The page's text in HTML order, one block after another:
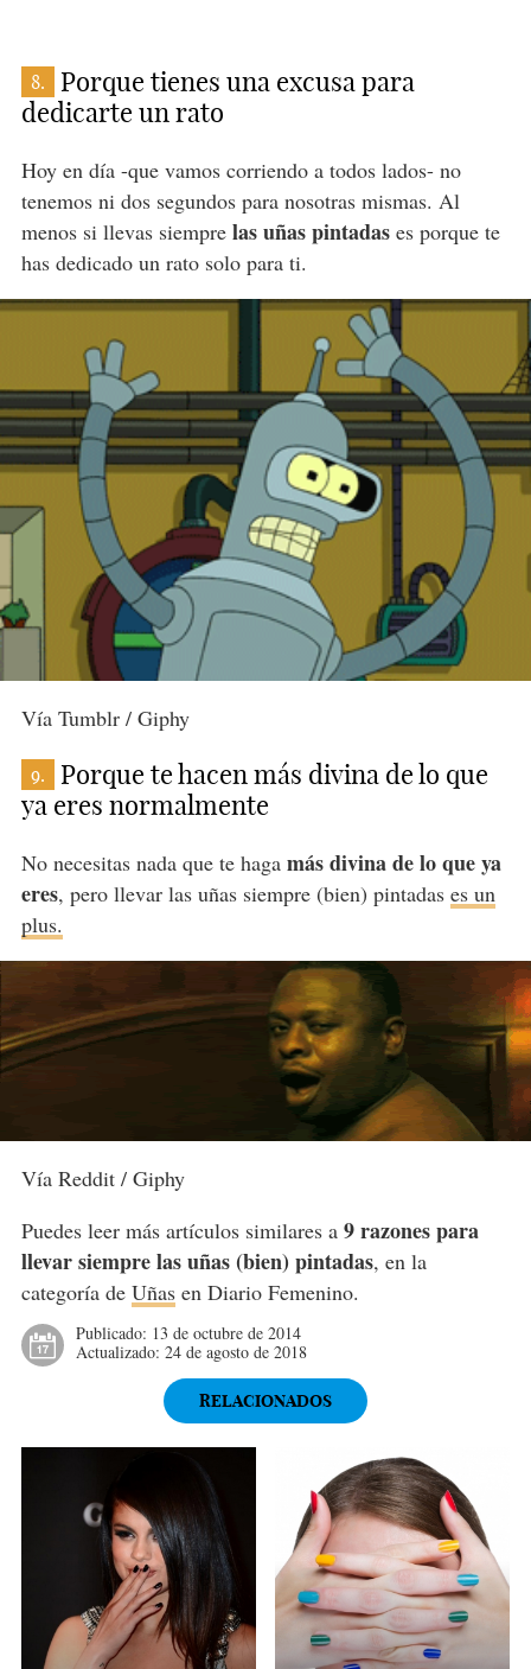
8.
Porque tienes una excusa para
dedicarte un rato
Hoy en día -que vamos corriendo a todos lados- no
tenemos ni dos segundos para nosotras mismas. Al
menos si llevas siemprelas uñas pintadases porque te
has dedicado un rato solo para ti.
Vía Tumblr / Giphy
9.
Porque te hacen más divina de lo que
ya eres normalmente
No necesitas nada que te haga más divina de lo que ya
eres, pero llevar las uñas siempre (bien) pintadas es un
plus.
Vía Reddit / Giphy
Puedes leer más artículos similares a 9 razones para
llevar siempre las uñas (bien) pintadas, en la
categoría de Uñasen Diario Femenino.
Publicado: 13 de octubre de 2014
Actualizado: 24 de agosto de 2018
RELACIONADOS